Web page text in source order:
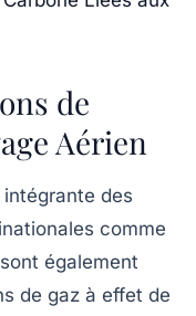
de
Aérien
des
comme
également
de gaz à effet de